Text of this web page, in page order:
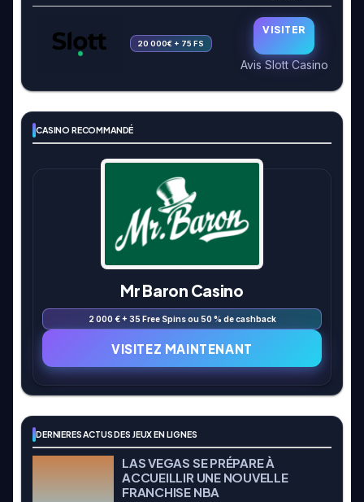
20 000€ + 75 FS
VISITER
Avis Slott Casino
CASINO RECOMMANDÉ
Mr Baron Casino
2 000 € + 35 Free Spins ou 50 % de cashback
VISITEZ MAINTENANT
DERNIERES ACTUS DES JEUX EN LIGNES
LAS VEGAS SE PRÉPARE À
ACCUEILLIR UNE NOUVELLE
FRANCHISE NBA